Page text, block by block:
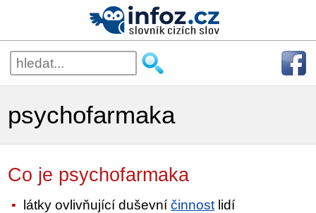
psychofarmaka
Co je psychofarmaka
látky ovlivňující duševníčinnost lidí